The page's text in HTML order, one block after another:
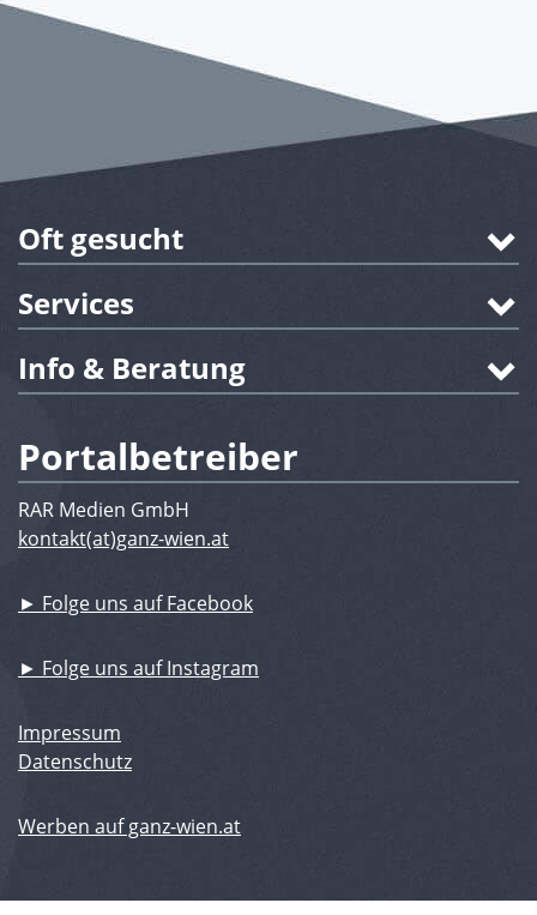
Oft gesucht
Services
Info & Beratung
Portalbetreiber
RAR Medien GmbH
kontakt(at)ganz-wien.at
► Folge uns auf Facebook
► Folge uns auf Instagram
Impressum
Datenschutz
Werben auf ganz-wien.at